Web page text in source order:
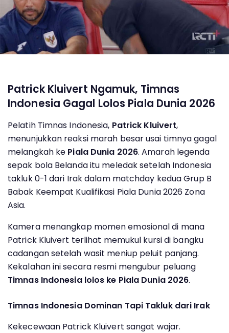
Patrick Kluivert Ngamuk, Timnas
Indonesia Gagal Lolos Piala Dunia 2026
Pelatih Timnas Indonesia, Patrick Kluivert,
menunjukkan reaksi marah besar usai timnya gagal
melangkah ke Piala Dunia 2026. Amarah legenda
sepak bola Belanda itu meledak setelah Indonesia
takluk 0-1 dari Irak dalam matchday kedua Grup B
Babak Keempat Kualifikasi Piala Dunia 2026 Zona
Asia.
Kamera menangkap momen emosional di mana
Patrick Kluivert terlihat memukul kursi di bangku
cadangan setelah wasit meniup peluit panjang.
Kekalahan ini secara resmi mengubur peluang
Timnas Indonesia lolos ke Piala Dunia 2026.
Timnas Indonesia Dominan Tapi Takluk dari Irak
Kekecewaan Patrick Kluivert sangat wajar.